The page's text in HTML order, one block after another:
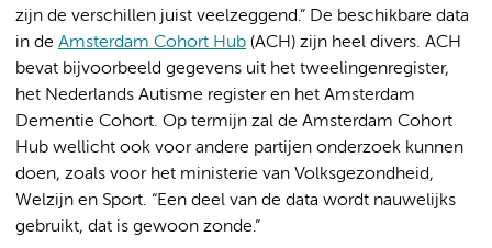
zijn de verschillen juist veelzeggend.” De beschikbare data
in de Amsterdam Cohort Hub (ACH) zijn heel divers. ACH
bevat bijvoorbeeld gegevens uit het tweelingenregister,
het Nederlands Autisme register en het Amsterdam
Dementie Cohort. Op termijn zal de Amsterdam Cohort
Hub wellicht ook voor andere partijen onderzoek kunnen
doen, zoals voor het ministerie van Volksgezondheid,
Welzijn en Sport. “Een deel van de data wordt nauwelijks
gebruikt, dat is gewoon zonde.”